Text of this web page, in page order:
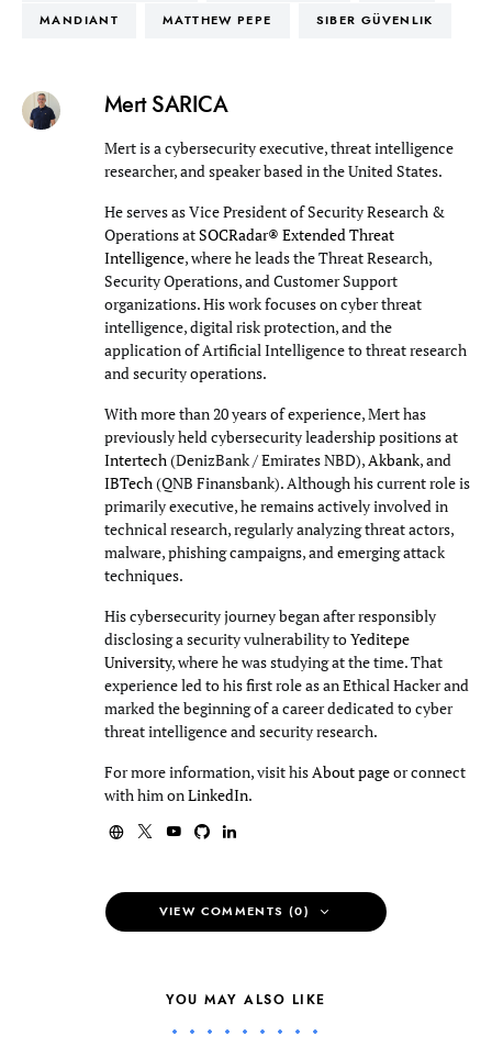
MANDIANT MATTHEW PEPE SIBER GÜVENLIK
Mert SARICA
Mert is a cybersecurity executive, threat intelligence
researcher, and speaker based in the United States.
He serves as Vice President of Security Research &
Operations atSOCRadar® Extended Threat
Intelligence, where he leads the Threat Research,
Security Operations, and Customer Support
organizations. His work focuses on cyber threat
intelligence, digital risk protection, and the
application of Artificial Intelligence to threat research
and security operations.
With more than 20 years of experience, Mert has
previously held cybersecurity leadership positions at
Intertech(DenizBank / Emirates NBD),Akbank, and
IBTech(QNB Finansbank). Although his current role is
primarily executive, he remains actively involved in
technical research, regularly analyzing threat actors,
malware, phishing campaigns, and emerging attack
techniques.
His cybersecurity journey began after responsibly
disclosing a security vulnerability toYeditepe
University, where he was studying at the time. That
experience led to his first role as an Ethical Hacker and
marked the beginning of a career dedicated to cyber
threat intelligence and security research.
For more information, visit hisAbout pageor connect
with him onLinkedIn.
VIEW COMMENTS (0)
YOU MAY ALSO LIKE